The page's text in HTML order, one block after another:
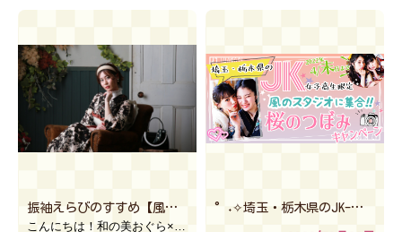
振袖えらびのすすめ【風のスタジオ真岡店】
°˖✧埼玉・栃木県のJK-女子高生-必見！限定イベント開催✧˖°【風のスタジオ狭山店&真岡店】